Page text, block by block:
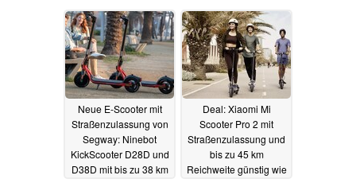
Neue E-Scooter mit
Straßenzulassung von
Segway: Ninebot
KickScooter D28D und
D38D mit bis zu 38 km
Deal: Xiaomi Mi
Scooter Pro 2 mit
Straßenzulassung und
bis zu 45 km
Reichweite günstig wie